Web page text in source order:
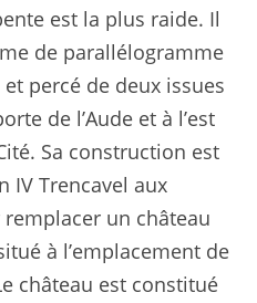
est la plus raide. Il
de parallélogramme
percé de deux issues
de l’Aude et à l’est
Sa construction est
IV Trencavel aux
un château
à l’emplacement de
château est constitué